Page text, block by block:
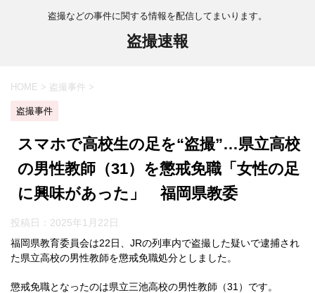
盗撮などの事件に関する情報を配信してまいります。
盗撮速報
HOME > 盗撮事件 >
盗撮事件
スマホで高校生の足を“盗撮”…県立高校
の男性教師（31）を懲戒免職「女性の足
に興味があった」 福岡県教委
投稿日： 2025年1月22日
福岡県教育委員会は22日、JRの列車内で盗撮した疑いで逮捕され
た県立高校の男性教師を懲戒免職処分としました。
懲戒免職となったのは県立三池高校の男性教師（31）です。